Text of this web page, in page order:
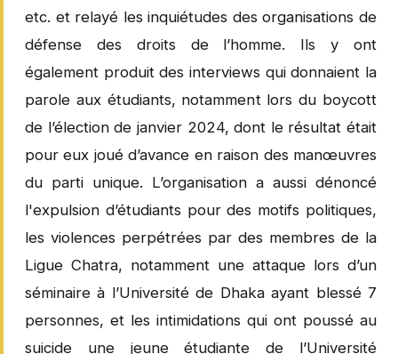
etc. et relayé les inquiétudes des organisations de
défense des droits de l’homme. Ils y ont
également produit des interviews qui donnaient la
parole aux étudiants, notamment lors du boycott
de l’élection de janvier 2024, dont le résultat était
pour eux joué d’avance en raison des manœuvres
du parti unique. L’organisation a aussi dénoncé
l'expulsion d’étudiants pour des motifs politiques,
les violences perpétrées par des membres de la
Ligue Chatra, notamment une attaque lors d’un
séminaire à l’Université de Dhaka ayant blessé 7
personnes, et les intimidations qui ont poussé au
suicide une jeune étudiante de l’Université